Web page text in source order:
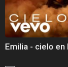
Emilia - cielo